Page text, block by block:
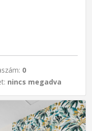
0
nincs megadva